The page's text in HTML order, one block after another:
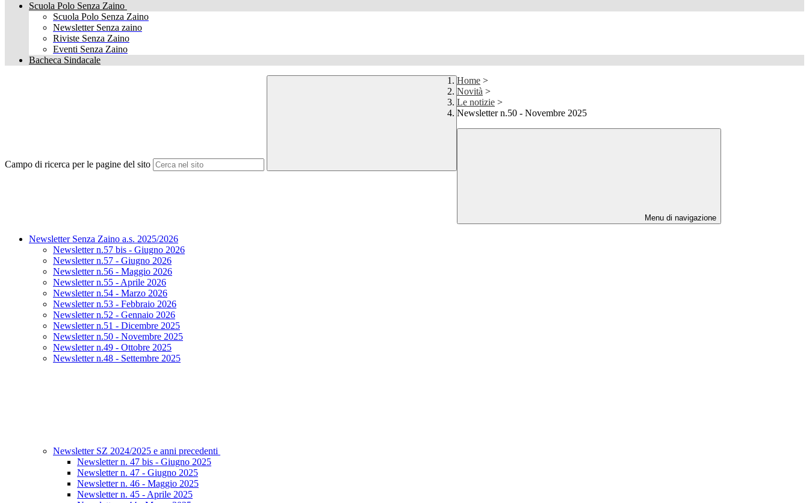
Scuola Polo Senza Zaino
Scuola Polo Senza Zaino
Newsletter Senza zaino
Riviste Senza Zaino
Eventi Senza Zaino
Bacheca Sindacale
Campo di ricerca per le pagine del sito
Home >
Novità >
Le notizie >
Newsletter n.50 - Novembre 2025
Menu di navigazione
Newsletter Senza Zaino a.s. 2025/2026
Newsletter n.57 bis - Giugno 2026
Newsletter n.57 - Giugno 2026
Newsletter n.56 - Maggio 2026
Newsletter n.55 - Aprile 2026
Newsletter n.54 - Marzo 2026
Newsletter n.53 - Febbraio 2026
Newsletter n.52 - Gennaio 2026
Newsletter n.51 - Dicembre 2025
Newsletter n.50 - Novembre 2025
Newsletter n.49 - Ottobre 2025
Newsletter n.48 - Settembre 2025
Newsletter SZ 2024/2025 e anni precedenti
Newsletter n. 47 bis - Giugno 2025
Newsletter n. 47 - Giugno 2025
Newsletter n. 46 - Maggio 2025
Newsletter n. 45 - Aprile 2025